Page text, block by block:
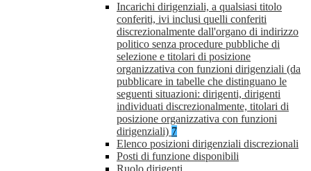
Incarichi dirigenziali, a qualsiasi titolo
conferiti, ivi inclusi quelli conferiti
discrezionalmente dall'organo di indirizzo
politico senza procedure pubbliche di
selezione e titolari di posizione
organizzativa con funzioni dirigenziali (da
pubblicare in tabelle che distinguano le
seguenti situazioni: dirigenti, dirigenti
individuati discrezionalmente, titolari di
posizione organizzativa con funzioni
dirigenziali) 7
Elenco posizioni dirigenziali discrezionali
Posti di funzione disponibili